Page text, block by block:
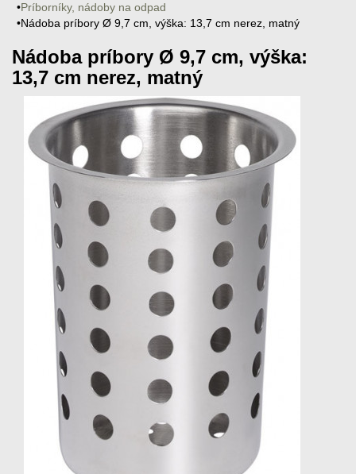
Príborníky, nádoby na odpad
Nádoba príbory Ø 9,7 cm, výška: 13,7 cm nerez, matný
Nádoba príbory Ø 9,7 cm, výška:
13,7 cm nerez, matný